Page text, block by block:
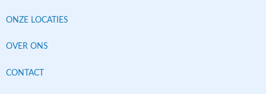
ONZE LOCATIES
OVER ONS
CONTACT